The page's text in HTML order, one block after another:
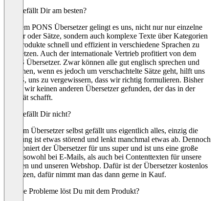
Was gefällt Dir am besten?
Mit dem PONS Übersetzer gelingt es uns, nicht nur nur einzelne
Wörter oder Sätze, sondern auch komplexe Texte über Kategorien
und Produkte schnell und effizient in verschiedene Sprachen zu
übersetzen. Auch der internationale Vertrieb profitiert von dem
PONS Übersetzer. Zwar können alle gut englisch sprechen und
verstehen, wenn es jedoch um verschachtelte Sätze geht, hilft uns
PONS, uns zu vergewissern, dass wir richtig formulieren. Bisher
haben wir keinen anderen Übersetzer gefunden, der das in der
Qualität schafft.
Was gefällt Dir nicht?
An dem Übersetzer selbst gefällt uns eigentlich alles, einzig die
Werbung ist etwas störend und lenkt manchmal etwas ab. Dennoch
funktioniert der Übersetzer für uns super und ist uns eine große
Hilfe, sowohl bei E-Mails, als auch bei Contenttexten für unsere
Kunden und unseren Webshop. Dafür ist der Übersetzer kostenlos
zu nutzen, dafür nimmt man das dann gerne in Kauf.
Welche Probleme löst Du mit dem Produkt?